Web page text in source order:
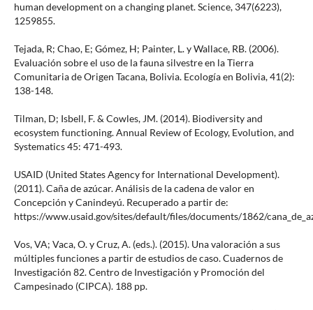
human development on a changing planet. Science, 347(6223),
1259855.
Tejada, R; Chao, E; Gómez, H; Painter, L. y Wallace, RB. (2006).
Evaluación sobre el uso de la fauna silvestre en la Tierra
Comunitaria de Origen Tacana, Bolivia. Ecología en Bolivia, 41(2):
138-148.
Tilman, D; Isbell, F. & Cowles, JM. (2014). Biodiversity and
ecosystem functioning. Annual Review of Ecology, Evolution, and
Systematics 45: 471-493.
USAID (United States Agency for International Development).
(2011). Caña de azúcar. Análisis de la cadena de valor en
Concepción y Canindeyú. Recuperado a partir de:
https://www.usaid.gov/sites/default/files/documents/1862/
Vos, VA; Vaca, O. y Cruz, A. (eds.). (2015). Una valoración a sus
múltiples funciones a partir de estudios de caso. Cuadernos de
Investigación 82. Centro de Investigación y Promoción del
Campesinado (CIPCA). 188 pp.